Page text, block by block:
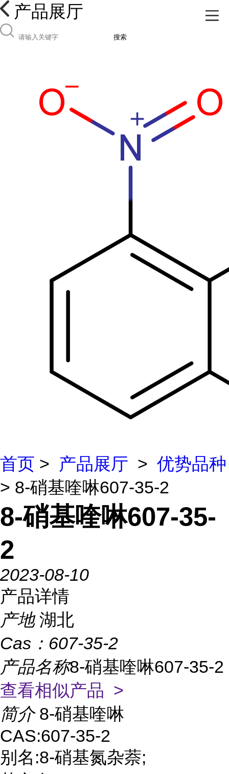
产品展厅
搜索
首页 > 产品展厅 > 优势品种
> 8-硝基喹啉607-35-2
8-硝基喹啉607-35-
2
2023-08-10
产品详情
产地 湖北
Cas： 607-35-2
产品名称8-硝基喹啉607-35-2
查看相似产品 >
简介 8-硝基喹啉
CAS:607-35-2
别名:8-硝基氮杂萘;